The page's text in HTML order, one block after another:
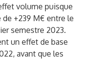
volume puisque
+239 M€ entre le
semestre 2023.
un effet de base
avant que les